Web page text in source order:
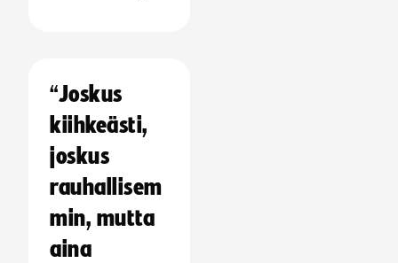
“Joskus
kiihkeästi,
joskus
rauhallisem
min, mutta
aina